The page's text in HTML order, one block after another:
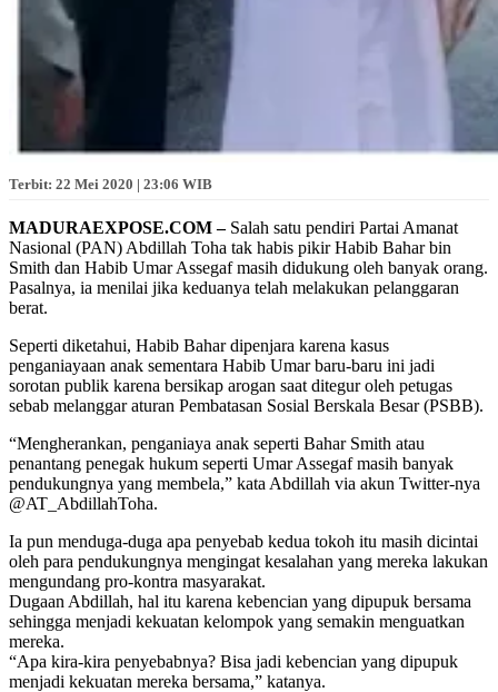
Terbit: 22 Mei 2020 | 23:06 WIB
MADURAEXPOSE.COM –Salah satu pendiri Partai Amanat
Nasional (PAN) Abdillah Toha tak habis pikir Habib Bahar bin
Smith dan Habib Umar Assegaf masih didukung oleh banyak orang.
Pasalnya, ia menilai jika keduanya telah melakukan pelanggaran
berat.
Seperti diketahui, Habib Bahar dipenjara karena kasus
penganiayaan anak sementara Habib Umar baru-baru ini jadi
sorotan publik karena bersikap arogan saat ditegur oleh petugas
sebab melanggar aturan Pembatasan Sosial Berskala Besar (PSBB).
“Mengherankan, penganiaya anak seperti Bahar Smith atau
penantang penegak hukum seperti Umar Assegaf masih banyak
pendukungnya yang membela,” kata Abdillah via akun Twitter-nya
@AT_AbdillahToha.
Ia pun menduga-duga apa penyebab kedua tokoh itu masih dicintai
oleh para pendukungnya mengingat kesalahan yang mereka lakukan
mengundang pro-kontra masyarakat.
Dugaan Abdillah, hal itu karena kebencian yang dipupuk bersama
sehingga menjadi kekuatan kelompok yang semakin menguatkan
mereka.
“Apa kira-kira penyebabnya? Bisa jadi kebencian yang dipupuk
menjadi kekuatan mereka bersama,” katanya.